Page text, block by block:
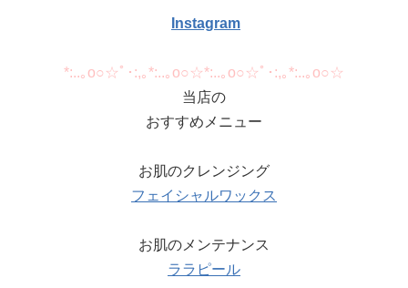
Instagram
*:..｡o○☆ﾟ･:,｡*:..｡o○☆*:..｡o○☆ﾟ･:,｡*:..｡o○☆
当店の
おすすめメニュー
お肌のクレンジング
フェイシャルワックス
お肌のメンテナンス
ララピール